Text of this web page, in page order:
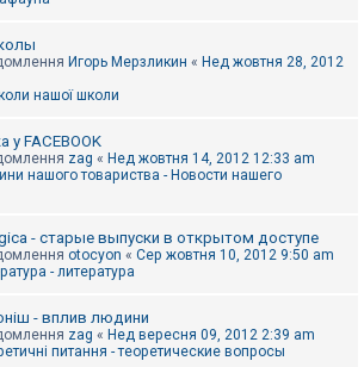
Игорь Мерзликин « Нед жовтня 28, 2012
нашої школи
у FACEBOOK
zag « Нед жовтня 14, 2012 12:33 am
нашого товариства - Новости нашего
- старые выпуски в открытом доступе
otocyon « Сер жовтня 10, 2012 9:50 am
- литература
- вплив людини
zag « Нед вересня 09, 2012 2:39 am
питання - теоретические вопросы